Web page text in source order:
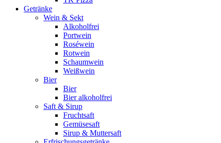
Getränke
Wein & Sekt
Alkoholfrei
Portwein
Roséwein
Rotwein
Schaumwein
Weißwein
Bier
Bier
Bier alkoholfrei
Saft & Sirup
Fruchtsaft
Gemüsesaft
Sirup & Muttersaft